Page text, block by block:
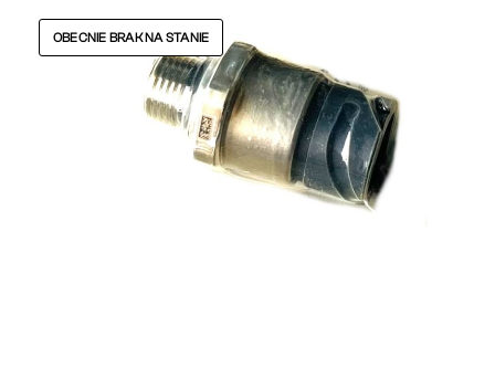
OBECNIE BRAK NA STANIE